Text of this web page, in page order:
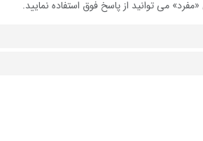
می توانید از پاسخ فوق استفاده نمایید.